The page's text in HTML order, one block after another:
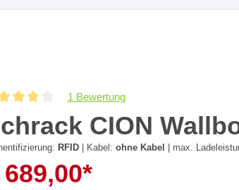
1 Bewertung
CION
RFID | Kabel:ohne Kabel | max.